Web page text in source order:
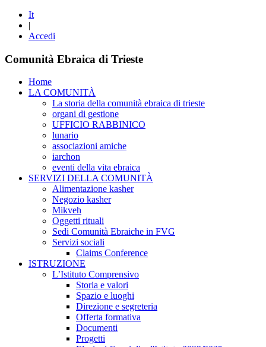
It
|
Accedi
Comunità Ebraica di Trieste
Home
LA COMUNITÀ
La storia della comunità ebraica di trieste
organi di gestione
UFFICIO RABBINICO
lunario
associazioni amiche
iarchon
eventi della vita ebraica
SERVIZI DELLA COMUNITÀ
Alimentazione kasher
Negozio kasher
Mikveh
Oggetti rituali
Sedi Comunità Ebraiche in FVG
Servizi sociali
Claims Conference
ISTRUZIONE
L’Istituto Comprensivo
Storia e valori
Spazio e luoghi
Direzione e segreteria
Offerta formativa
Documenti
Progetti